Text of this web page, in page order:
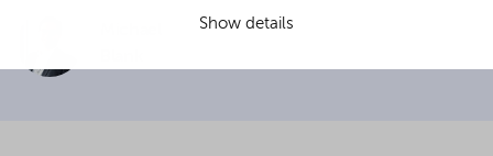
Alternatively, click "Accept only technically necessary"
Show details